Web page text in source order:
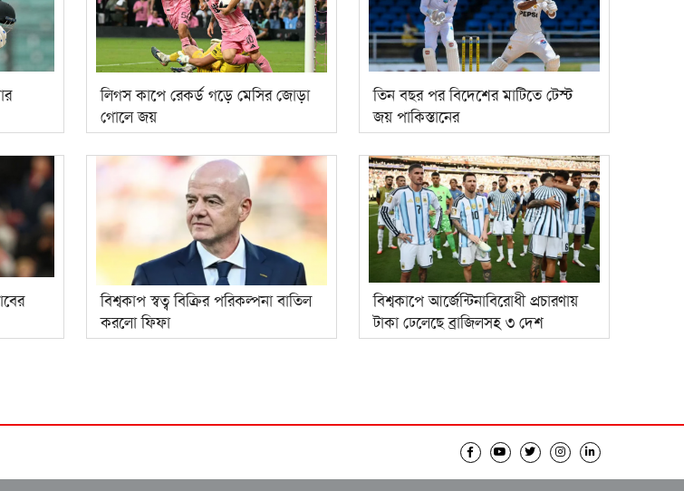
লিগস কাপে রেকর্ড গড়ে মেসির জোড়া
গোলে জয়
তিন বছর পর বিদেশের মাটিতে টেস্ট
জয় পাকিস্তানের
বিশ্বকাপ স্বত্ব বিক্রির পরিকল্পনা বাতিল
করলো ফিফা
বিশ্বকাপে আর্জেন্টিনাবিরোধী প্রচারণায়
টাকা ঢেলেছে ব্রাজিলসহ ৩ দেশ